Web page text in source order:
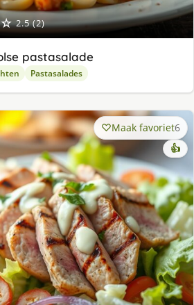
2.5 (2)
pastasalade
Pastasalades
Maak favoriet6
👍